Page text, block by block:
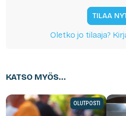
TILAA
Oletko jo tilaaja?
KATSO MYÖS...
OLUTPOSTI